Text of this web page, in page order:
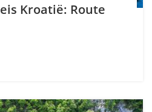
Kroatië: Route